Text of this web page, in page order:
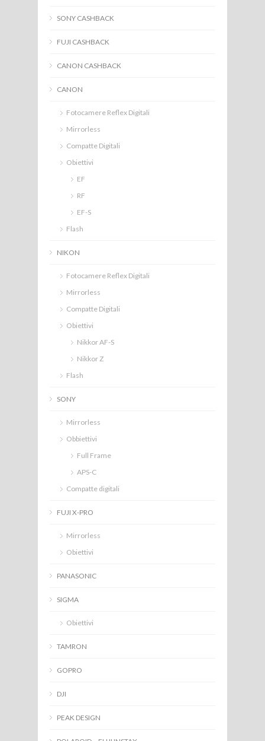
SONY CASHBACK
FUJI CASHBACK
CANON CASHBACK
CANON
Fotocamere Reflex Digitali
Mirrorless
Compatte Digitali
Obiettivi
EF
RF
EF-S
Flash
NIKON
Fotocamere Reflex Digitali
Mirrorless
Compatte Digitali
Obiettivi
Nikkor AF-S
Nikkor Z
Flash
SONY
Mirrorless
Obbiettivi
Full Frame
APS-C
Compatte digitali
FUJI X-PRO
Mirrorless
Obiettivi
PANASONIC
SIGMA
Obiettivi
TAMRON
GOPRO
DJI
PEAK DESIGN